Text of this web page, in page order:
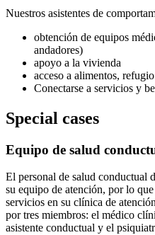
Nuestros asistentes de
obtención de equipos
andadores)
apoyo a la vivienda
acceso a alimentos,
Conectarse a servicios y
Special cases
Equipo de salud
El personal de salud conductual
su equipo de atención, por lo
servicios en su clínica de
por tres miembros: el médico
asistente conductual y el